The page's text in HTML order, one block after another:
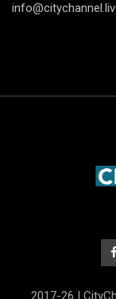
2017-26 |